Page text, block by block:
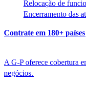
Relocação de
Encerramento das
Contrate em 180+ países​​
A G-P oferece cobertura
negócios.​​